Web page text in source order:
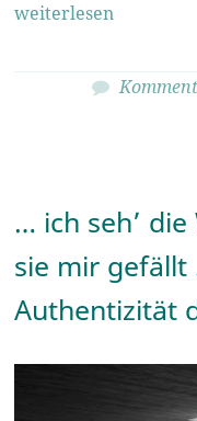
weiterlesen
… ich seh’
sie mir
Authentizität